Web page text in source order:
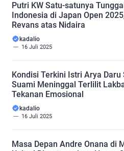
Putri KW Satu-satunya
Indonesia di Japan Open
Revans atas Nidaira
kadalio
16 Juli 2025
Kondisi Terkini Istri Arya Daru
Suami Meninggal Terlilit
Tekanan Emosional
kadalio
16 Juli 2025
Masa Depan Andre Onana di